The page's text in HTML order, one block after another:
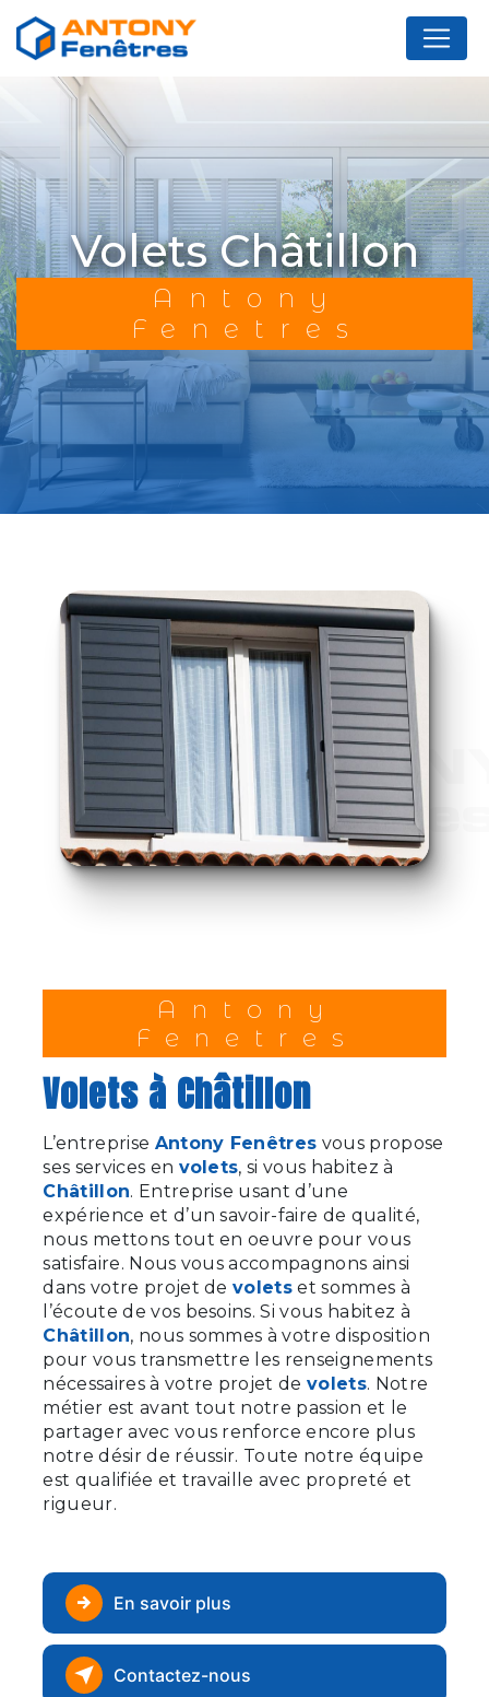
volets Châtillon
Antony
Fenetres
Antony
Fenetres
volets à Châtillon
L’entreprise Antony Fenêtres vous propose
ses services en volets, si vous habitez à
Châtillon. Entreprise usant d’une
expérience et d’un savoir-faire de qualité,
nous mettons tout en oeuvre pour vous
satisfaire. Nous vous accompagnons ainsi
dans votre projet devolets et sommes à
l’écoute de vos besoins. Si vous habitez à
Châtillon, nous sommes à votre disposition
pour vous transmettre les renseignements
nécessaires à votre projet de volets. Notre
métier est avant tout notre passion et le
partager avec vous renforce encore plus
notre désir de réussir. Toute notre équipe
est qualifiée et travaille avec propreté et
rigueur.
En savoir plus
Contactez-nous
Panneau de gestion des cookies